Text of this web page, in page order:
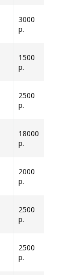
3000
р.
1500
р.
2500
р.
18000
р.
2000
р.
2500
р.
2500
р.